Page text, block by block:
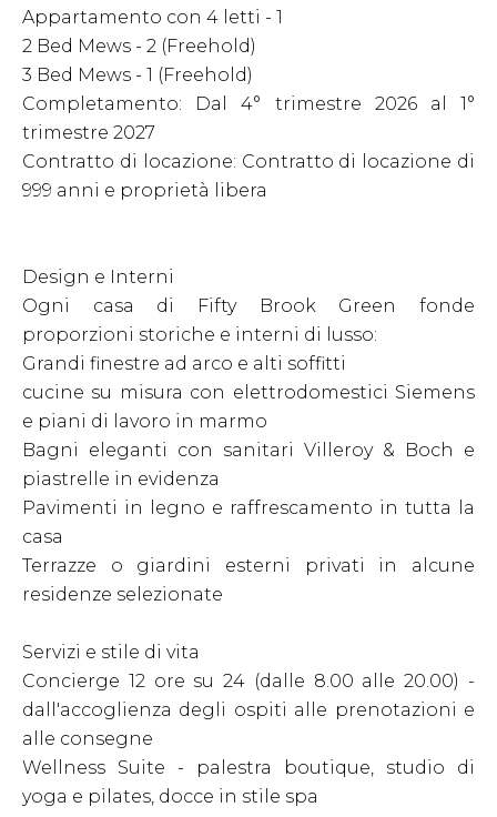
Appartamento con 4 letti - 1
2 Bed Mews - 2 (Freehold)
3 Bed Mews - 1 (Freehold)
Completamento: Dal 4° trimestre 2026 al 1°
trimestre 2027
Contratto di locazione: Contratto di locazione di
999 anni e proprietà libera
Design e Interni
Ogni casa di Fifty Brook Green fonde
proporzioni storiche e interni di lusso:
Grandi finestre ad arco e alti soffitti
cucine su misura con elettrodomestici Siemens
e piani di lavoro in marmo
Bagni eleganti con sanitari Villeroy & Boch e
piastrelle in evidenza
Pavimenti in legno e raffrescamento in tutta la
casa
Terrazze o giardini esterni privati in alcune
residenze selezionate
Servizi e stile di vita
Concierge 12 ore su 24 (dalle 8.00 alle 20.00) -
dall'accoglienza degli ospiti alle prenotazioni e
alle consegne
Wellness Suite - palestra boutique, studio di
yoga e pilates, docce in stile spa